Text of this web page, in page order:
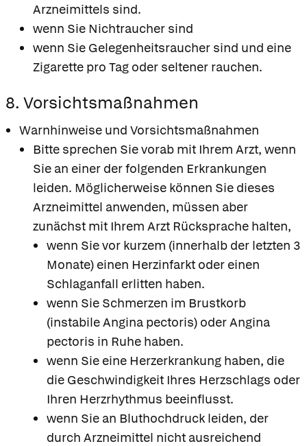
Arzneimittels sind.
wenn Sie Nichtraucher sind
wenn Sie Gelegenheitsraucher sind und eine
Zigarette pro Tag oder seltener rauchen.
8. Vorsichtsmaßnahmen
Warnhinweise und Vorsichtsmaßnahmen
Bitte sprechen Sie vorab mit Ihrem Arzt, wenn
Sie an einer der folgenden Erkrankungen
leiden. Möglicherweise können Sie dieses
Arzneimittel anwenden, müssen aber
zunächst mit Ihrem Arzt Rücksprache halten,
wenn Sie vor kurzem (innerhalb der letzten 3
Monate) einen Herzinfarkt oder einen
Schlaganfall erlitten haben.
wenn Sie Schmerzen im Brustkorb
(instabile Angina pectoris) oder Angina
pectoris in Ruhe haben.
wenn Sie eine Herzerkrankung haben, die
die Geschwindigkeit Ihres Herzschlags oder
Ihren Herzrhythmus beeinflusst.
wenn Sie an Bluthochdruck leiden, der
durch Arzneimittel nicht ausreichend